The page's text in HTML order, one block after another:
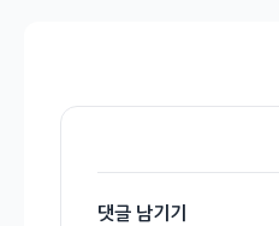
댓글 남기기